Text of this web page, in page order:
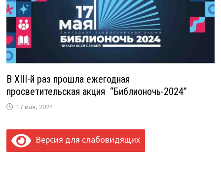
В XIII-й раз прошла ежегодная
просветительская акция “Библионочь-2024”
17 мая, 2024
Версия для слабовидящих